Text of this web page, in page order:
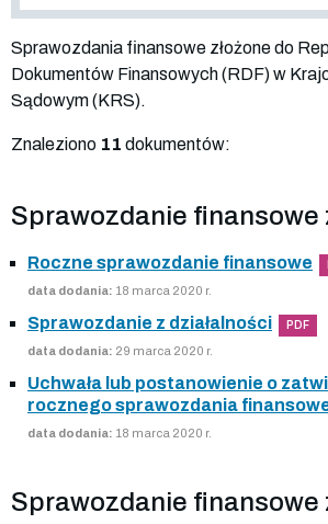
Sprawozdania finansowe złożone do
Dokumentów Finansowych (RDF) w
Sądowym (KRS).
Znaleziono 11 dokumentów:
Sprawozdanie finansowe
Roczne sprawozdanie finansowe
data dodania: 18 marca 2020 r.
Sprawozdanie z działalności PDF
data dodania: 29 marca 2020 r.
Uchwała lub postanowienie o
rocznego sprawozdania
data dodania: 18 marca 2020 r.
Sprawozdanie finansowe